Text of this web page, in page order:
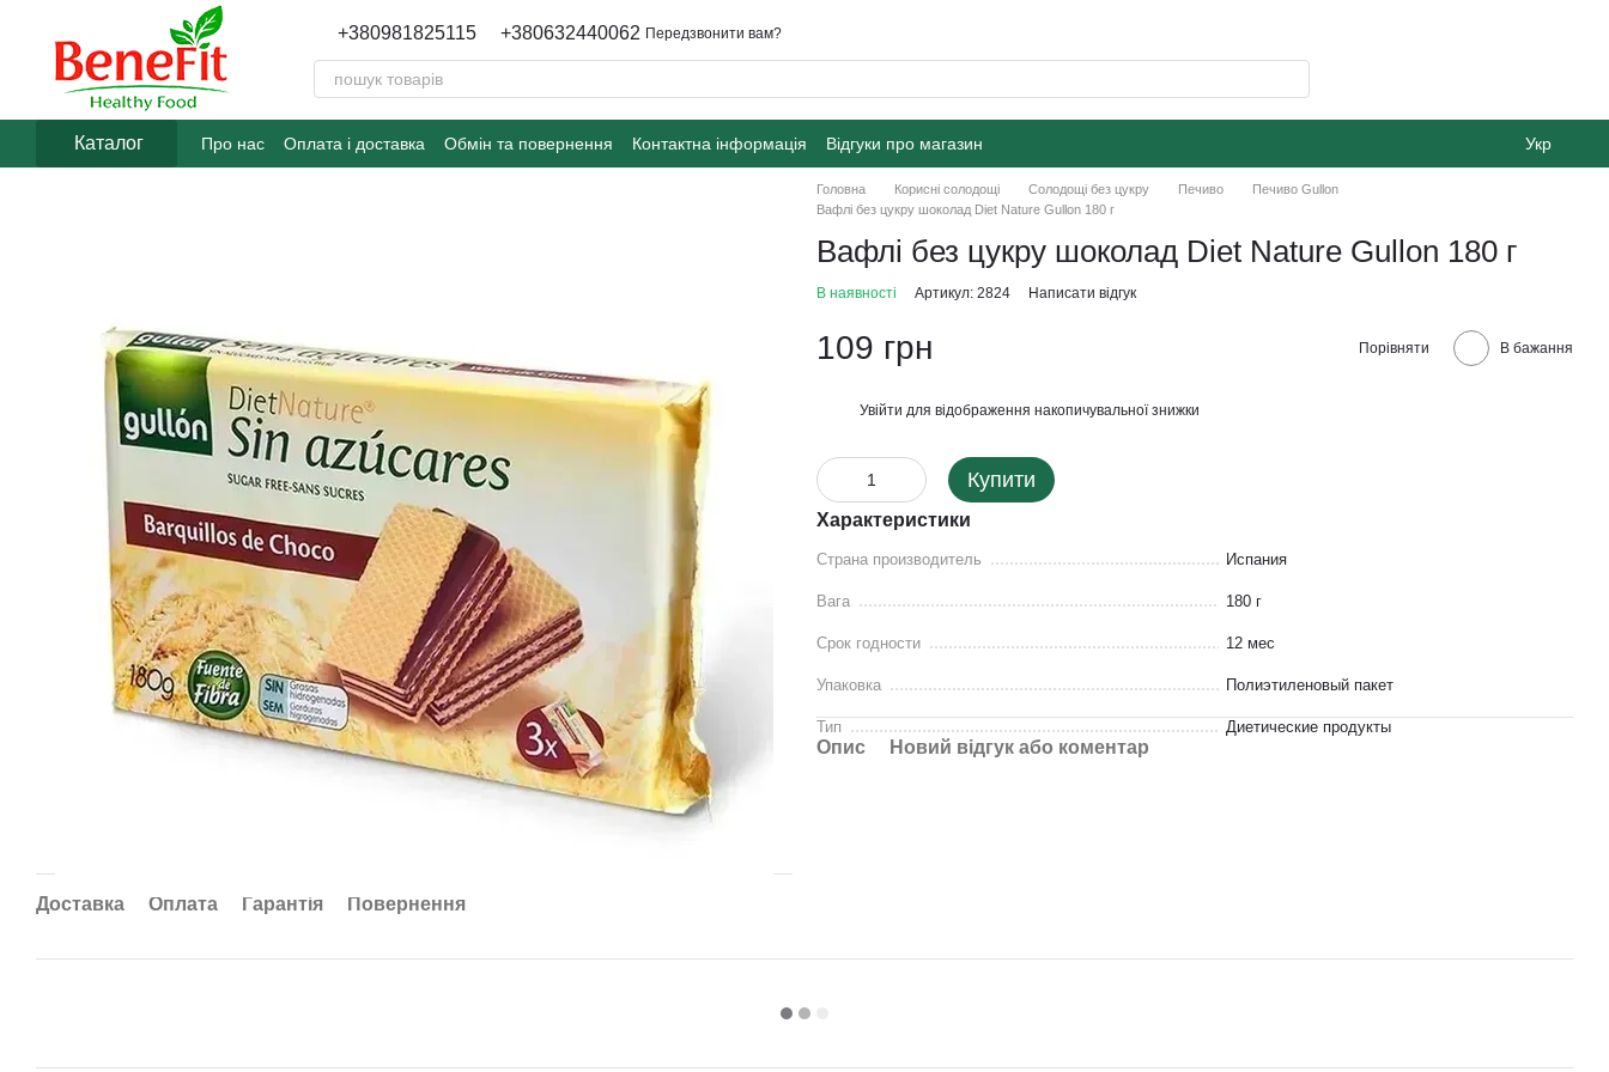
Перейти до основного контенту
+380981825115 +380632440062 Передзвонити вам?
Каталог Про нас Оплата і доставка Обмін та повернення Контактна інформація Відгуки про магазин Укр
Доставка Оплата Гарантія Повернення
Головна Корисні солодощі Солодощі без цукру Печиво
Печиво Gullon
Вафлі без цукру шоколад Diet Nature Gullon 180 г
Вафлі без цукру шоколад Diet Nature Gullon 180 г
В наявності Артикул: 2824 Написати відгук
109 грн Порівняти В бажання
Увійти для відображення накопичувальної знижки
Купити
Характеристики
Страна производитель Испания
Вага 180 г
Срок годности 12 мес
Упаковка Полиэтиленовый пакет
Тип Диетические продукты
Опис Новий відгук або коментар